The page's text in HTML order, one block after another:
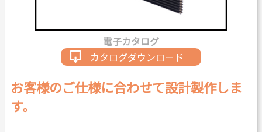
電子カタログ
カタログダウンロード
お客様のご仕様に合わせて設計製作しま
す。
Chinese